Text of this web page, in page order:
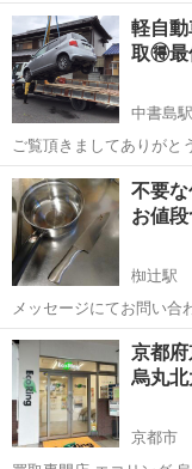
日々たくさんの着物・帯
しない商品」や「素材用
で、格安販売をしていた
京都 京都市 京都
軽自
取🉐
中書島駅
ご覧頂きましてありがとうございます(^^)
承っております いつも真心
や遺品整理、便利業以外
す(*ﾟ▽ﾟ...
京都 京都市 中
不要な
お値
椥辻駅
メッセージにてお問い合
何でもお問い合わせください。 買い取り、無料引取さ
中古品、中古食器、引
京都 京都市 椥辻
京都
烏丸
京都市